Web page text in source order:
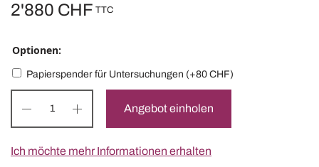
2'880 CHF TTC
Optionen:
Papierspender für Untersuchungen (+80 CHF)
Angebot einholen
Ich möchte mehr Informationen erhalten